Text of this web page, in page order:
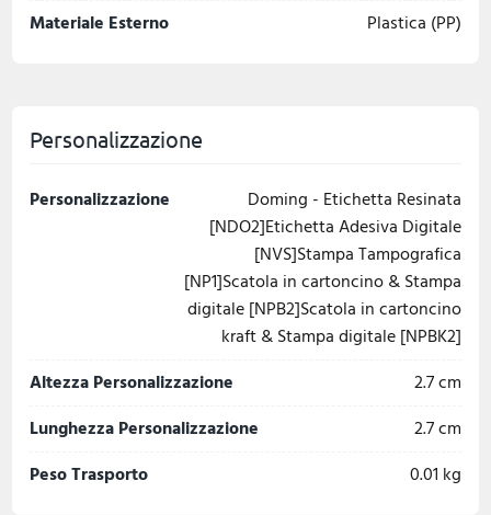
Materiale Esterno
Plastica (PP)
Personalizzazione
Personalizzazione
Doming - Etichetta Resinata
[NDO2]Etichetta Adesiva Digitale
[NVS]Stampa Tampografica
[NP1]Scatola in cartoncino & Stampa
digitale [NPB2]Scatola in cartoncino
kraft & Stampa digitale [NPBK2]
Altezza Personalizzazione
2.7 cm
Lunghezza Personalizzazione
2.7 cm
Peso Trasporto
0.01 kg